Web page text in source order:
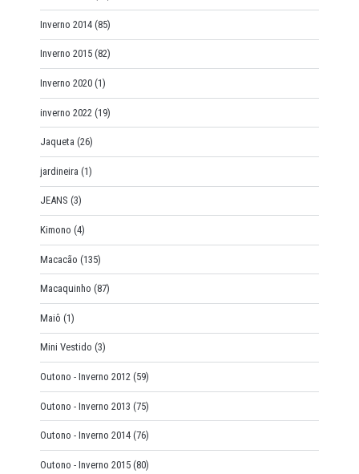
Inverno 2014 (85)
Inverno 2015 (82)
Inverno 2020 (1)
inverno 2022 (19)
Jaqueta (26)
jardineira (1)
JEANS (3)
Kimono (4)
Macacão (135)
Macaquinho (87)
Maiô (1)
Mini Vestido (3)
Outono - Inverno 2012 (59)
Outono - Inverno 2013 (75)
Outono - Inverno 2014 (76)
Outono - Inverno 2015 (80)